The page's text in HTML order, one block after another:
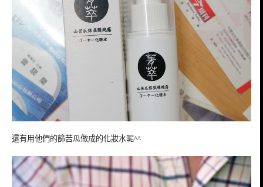
還有用他們的篩苦瓜做成的化妝水呢^^